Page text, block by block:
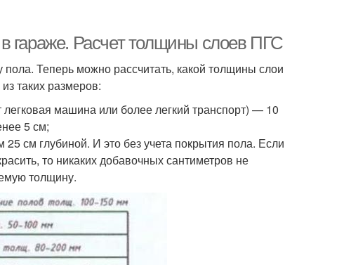
гараже. Расчет толщины слоев ПГС
пола. Теперь можно рассчитать, какой толщины слои
таких размеров:
машина или более легкий транспорт) — 10
5 см;
см глубиной. И это без учета покрытия пола. Если
то никаких добавочных сантиметров не
толщину.